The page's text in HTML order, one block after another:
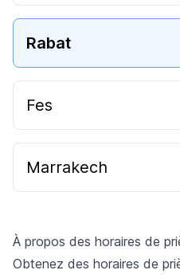
Rabat
Fes
Marrakech
À propos des horaires de
Obtenez des horaires de